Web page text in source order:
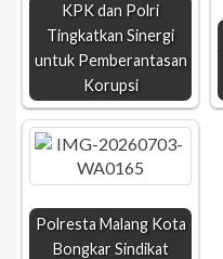
KPK dan Polri
Tingkatkan Sinergi
untuk Pemberantasan
Korupsi
Polresta Malang Kota
Bongkar Sindikat